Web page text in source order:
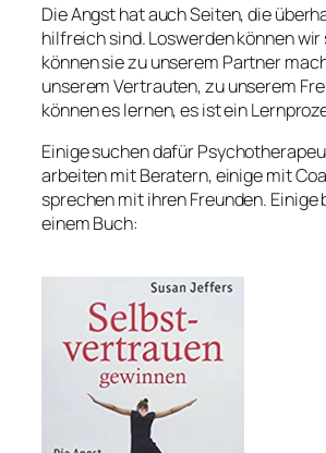
Die Angst hat auch Seiten, die
hilfreich sind. Loswerden können
können sie zu unserem Partner
unserem Vertrauten, zu unserem
können es lernen, es ist ein
Einige suchen dafür
arbeiten mit Beratern, einige mit
sprechen mit ihren Freunden. Einige
einem Buch: